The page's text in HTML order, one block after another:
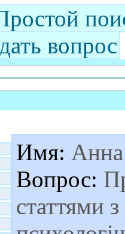
вопрос
Имя: Анна
Вопрос:
статтями